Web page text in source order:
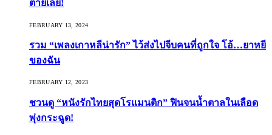
ตายเลย!
FEBRUARY 13, 2024
รวม “เพลงเกาหลีน่ารัก” ไว้ส่งไปจีบคนที่ถูกใจ โอ้…ยาหยี
ของฉัน
FEBRUARY 12, 2023
ชวนดู “หนังรักไทยสุดโรแมนติก” ฟินจนน้ำตาลในเลือด
พุ่งกระฉูด!